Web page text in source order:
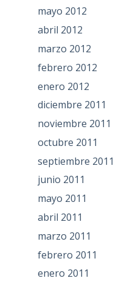
mayo 2012
abril 2012
marzo 2012
febrero 2012
enero 2012
diciembre 2011
noviembre 2011
octubre 2011
septiembre 2011
junio 2011
mayo 2011
abril 2011
marzo 2011
febrero 2011
enero 2011